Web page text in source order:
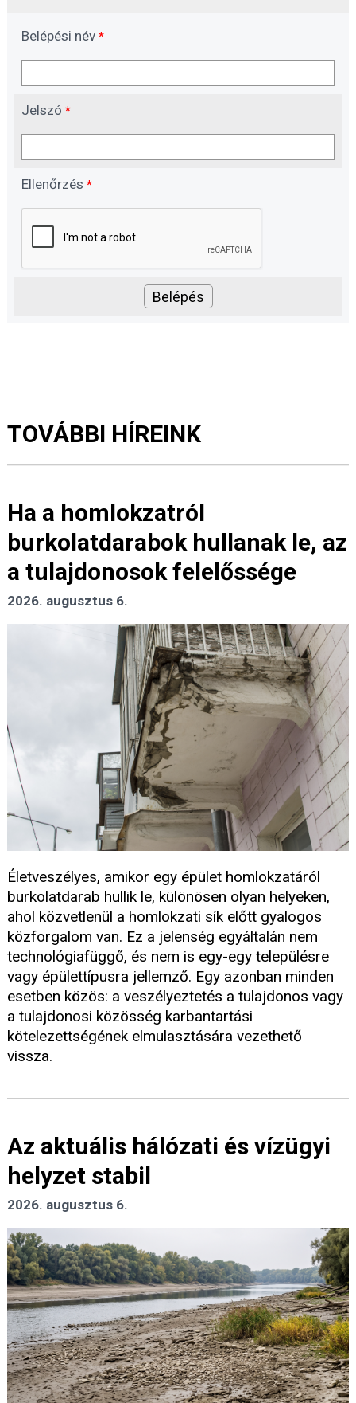
Belépési név *
Jelszó *
Ellenőrzés *
TOVÁBBI HÍREINK
Ha a homlokzatról
burkolatdarabok hullanak le, az
a tulajdonosok felelőssége
2026. augusztus 6.
Életveszélyes, amikor egy épület homlokzatáról
burkolatdarab hullik le, különösen olyan helyeken,
ahol közvetlenül a homlokzati sík előtt gyalogos
közforgalom van. Ez a jelenség egyáltalán nem
technológiafüggő, és nem is egy-egy településre
vagy épülettípusra jellemző. Egy azonban minden
esetben közös: a veszélyeztetés a tulajdonos vagy
a tulajdonosi közösség karbantartási
kötelezettségének elmulasztására vezethető
vissza.
Az aktuális hálózati és vízügyi
helyzet stabil
2026. augusztus 6.